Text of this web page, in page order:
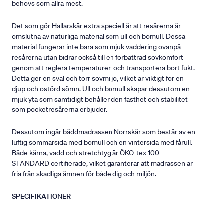
behövs som allra mest.
Det som gör Hallarskär extra speciell är att resårerna är
omslutna av naturliga material som ull och bomull. Dessa
material fungerar inte bara som mjuk vaddering ovanpå
resårerna utan bidrar också till en förbättrad sovkomfort
genom att reglera temperaturen och transportera bort fukt.
Detta ger en sval och torr sovmiljö, vilket är viktigt för en
djup och ostörd sömn. Ull och bomull skapar dessutom en
mjuk yta som samtidigt behåller den fasthet och stabilitet
som pocketresårerna erbjuder.
Dessutom ingår bäddmadrassen Norrskär som består av en
luftig sommarsida med bomull och en vintersida med fårull.
Både kärna, vadd och stretchtyg är ÖKO-tex 100
STANDARD certifierade, vilket garanterar att madrassen är
fria från skadliga ämnen för både dig och miljön.
SPECIFIKATIONER